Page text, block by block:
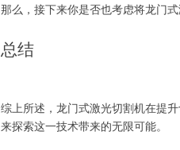
那么，接下来你是否也考虑将龙门
总结
综上所述，龙门式激光切割机在提
来探索这一技术带来的无限可能。